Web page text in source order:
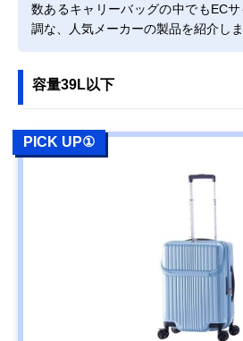
数あるキャリーバッグの中でもEC
調な、人気メーカーの製品を紹介しま
容量39L以下
PICK UP①